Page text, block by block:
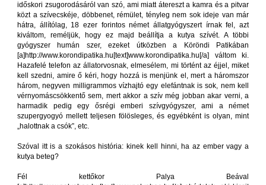
időskori zsugorodásáról van szó, ami miatt átereszt a kamra és a pitvar
közt a szívecskéje, döbbenet, rémület, tényleg nem sok ideje van már
hátra, állítólag, 18 ezer forintos német állatgyógyszert írnak fel, azt
kiváltom, reméljük, hogy ez majd beállítja a kutya szívét. A többi
gyógyszer humán szer, ezeket útközben a Köröndi Patikában
[a]http://www.korondipatika.hu[text]www.korondipatika.hu[/a] váltom ki.
Hazafelé telefon az állatorvosnak, elmesélem, mi történt az éjjel, miket
kell szedni, amire ő kéri, hogy hozzá is menjünk el, mert a háromszor
három, negyven milligrammos vízhajtó egy elefántnak is sok, nem kell
vérnyomáscsökkentő sem, mert akkor a szív még jobban akar verni, a
harmadik pedig egy ősrégi emberi szívgyógyszer, ami a német
szupergyogyó mellett teljesen fölösleges, és egyébként is olyan, mint
„halottnak a csók”, etc.
Szóval itt is a szokásos história: kinek kell hinni, ha az ember vagy a
kutya beteg?
Fél kettőkor Palya Beával